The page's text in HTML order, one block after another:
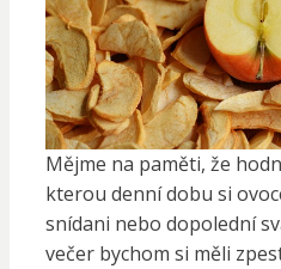
Mějme na paměti, že
kterou denní dobu si
snídani nebo dopolední
večer bychom si měli